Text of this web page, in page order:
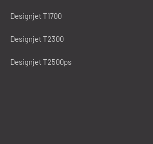
Designjet T1700
Designjet T2300
Designjet T2500ps